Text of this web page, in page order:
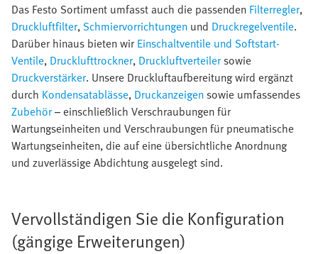
Das Festo Sortiment umfasst auch die passenden Filterregler,
Druckluftfilter,Schmiervorrichtungen und Druckregelventile.
Darüber hinaus bieten wir Einschaltventile und Softstart-
Ventile, Drucklufttrockner, Druckluftverteiler sowie
Druckverstärker. Unsere Druckluftaufbereitung wird ergänzt
durch Kondensatablässe, Druckanzeigen sowie umfassendes
Zubehör– einschließlich Verschraubungen für
Wartungseinheiten und Verschraubungen für pneumatische
Wartungseinheiten, die auf eine übersichtliche Anordnung
und zuverlässige Abdichtung ausgelegt sind.
Vervollständigen Sie die Konfiguration
(gängige Erweiterungen)